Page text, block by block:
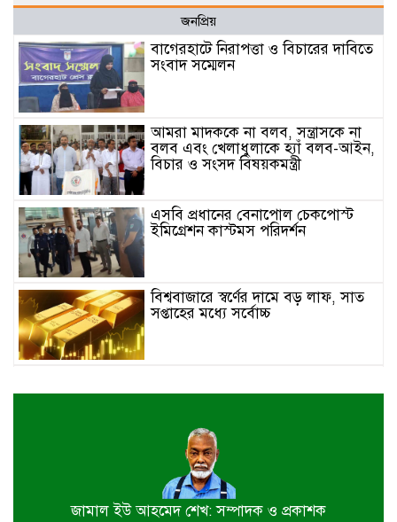
জনপ্রিয়
বাগেরহাটে নিরাপত্তা ও বিচারের দাবিতে
সংবাদ সম্মেলন
আমরা মাদককে না বলব, সন্ত্রাসকে না
বলব এবং খেলাধুলাকে হ্যাঁ বলব-আইন,
বিচার ও সংসদ বিষয়কমন্ত্রী
এসবি প্রধানের বেনাপোল চেকপোস্ট
ইমিগ্রেশন কাস্টমস পরিদর্শন
বিশ্ববাজারে স্বর্ণের দামে বড় লাফ, সাত
সপ্তাহের মধ্যে সর্বোচ্চ
বিকল: ৭ ঘণ্টা ধরে বিমানে আটকা ২৬০
২৩তম রাষ্ট্রপতি নির্বাচন,ডাকছে সংসদের
বিশেষ অধিবেশন
জামাল ইউ আহমেদ শেখ: সম্পাদক ও প্রকাশক